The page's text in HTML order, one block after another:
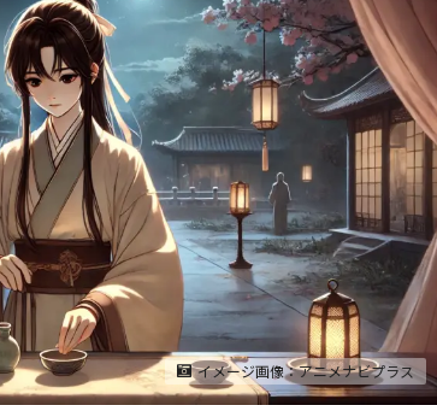
イメージ画像：アニメナビプラス